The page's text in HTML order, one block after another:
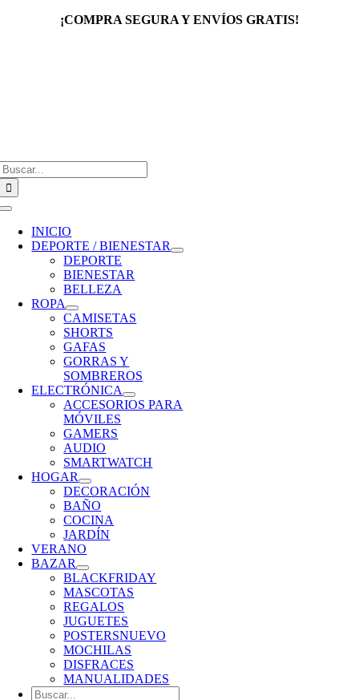
¡COMPRA SEGURA Y ENVÍOS GRATIS!
Toggle
Navigation
INICIO
DEPORTE / BIENESTAR
DEPORTE
BIENESTAR
BELLEZA
ROPA
CAMISETAS
SHORTS
GAFAS
GORRAS Y
SOMBREROS
ELECTRÓNICA
ACCESORIOS PARA
MÓVILES
GAMERS
AUDIO
SMARTWATCH
HOGAR
DECORACIÓN
BAÑO
COCINA
JARDÍN
VERANO
BAZAR
BLACKFRIDAY
MASCOTAS
REGALOS
JUGUETES
POSTERSNUEVO
MOCHILAS
DISFRACES
MANUALIDADES
Buscar: